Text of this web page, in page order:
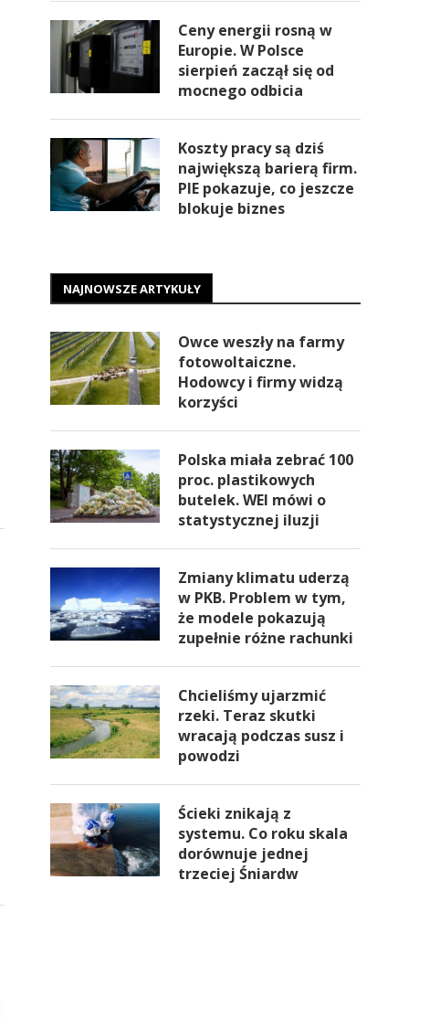
Ceny energii rosną w
Europie. W Polsce
sierpień zaczął się od
mocnego odbicia
Koszty pracy są dziś
największą barierą firm.
PIE pokazuje, co jeszcze
blokuje biznes
NAJNOWSZE ARTYKUŁY
Owce weszły na farmy
fotowoltaiczne.
Hodowcy i firmy widzą
korzyści
Polska miała zebrać 100
proc. plastikowych
butelek. WEI mówi o
statystycznej iluzji
Zmiany klimatu uderzą
w PKB. Problem w tym,
że modele pokazują
zupełnie różne rachunki
Chcieliśmy ujarzmić
rzeki. Teraz skutki
wracają podczas susz i
powodzi
Ścieki znikają z
systemu. Co roku skala
dorównuje jednej
trzeciej Śniardw